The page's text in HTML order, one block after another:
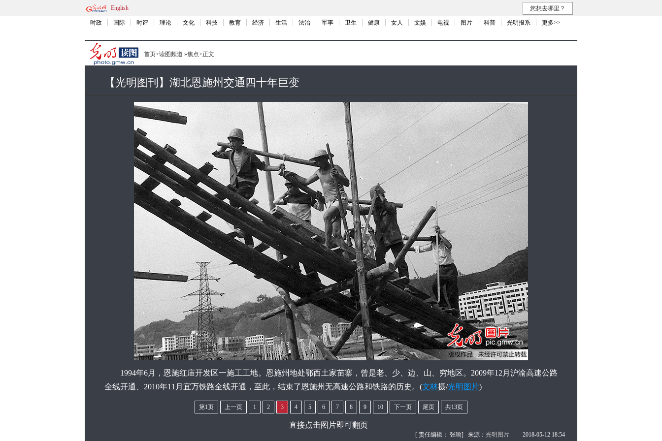
English 您想去哪里？
时政 国际 时评 理论 文化 科技 教育 经济 生活 法治 军事 卫生 健康 女人 文娱 电视 图片 科普 光明报系 更多>>
首页>读图频道 »焦点>正文
【光明图刊】湖北恩施州交通四十年巨变
1994年6月，恩施红庙开发区一施工工地。恩施州地处鄂西土家苗寨，曾是老、少、边、山、穷地区。2009年12月沪渝高速公路
全线开通、2010年11月宜万铁路全线开通，至此，结束了恩施州无高速公路和铁路的历史。(文林摄/光明图片)
第1页 上一页 1 2 3 4 5 6 7 8 9 10 下一页 尾页 共13页
直接点击图片即可翻页
[ 责任编辑： 张瑜] 来源： 光明图片 2018-05-12 18:54